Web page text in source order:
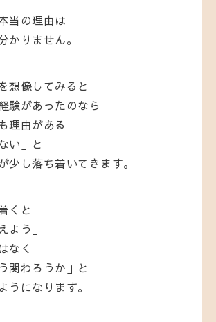
当の理由は
かりません。
想像してみると
験があったのなら
理由がある
い」と
少し落ち着いてきます。
くと
よう」
なく
関わろうか」と
うになります。